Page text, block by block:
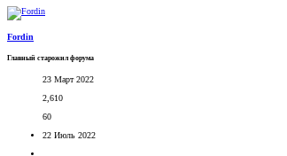
Fordin
Главный старожил форума
23 Март 2022
2,610
60
22 Июль 2022